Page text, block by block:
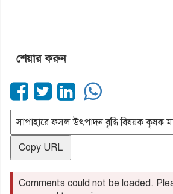
শেয়ার করুন
Copy URL
Comments could not be loaded.